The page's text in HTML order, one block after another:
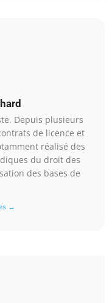
Depuis plusieurs
de licence et
réalisé des
du droit des
des bases de
→